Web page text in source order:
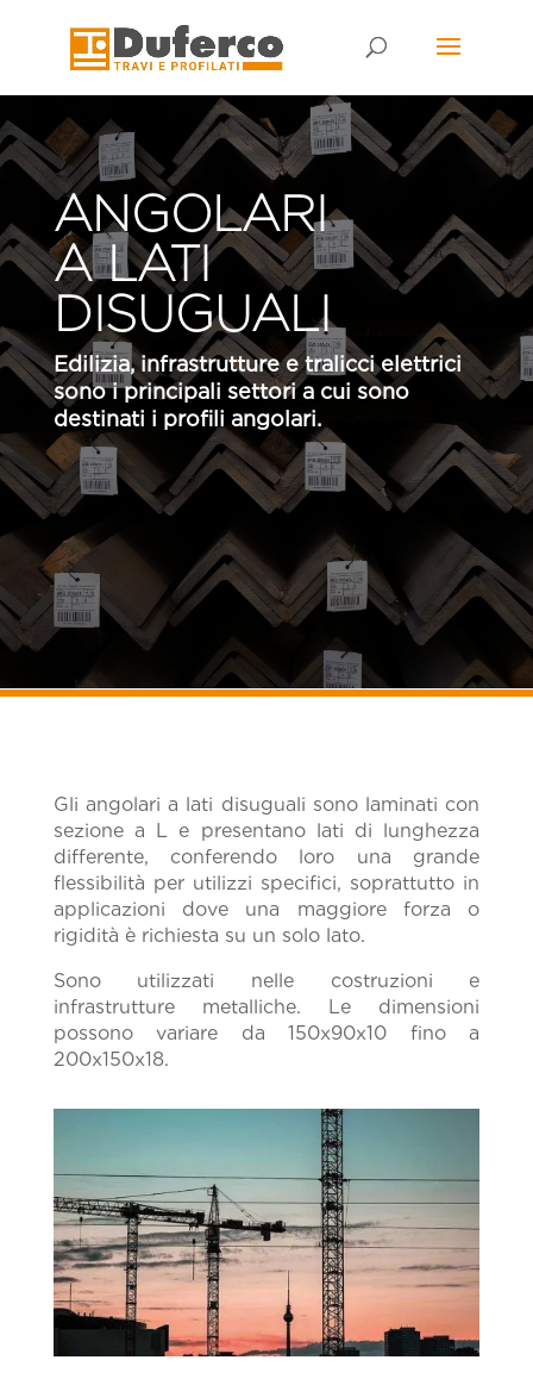
ANGOLARI
A LATI
DISUGUALI
Edilizia, infrastrutture e tralicci elettrici
sono i principali settori a cui sono
destinati i profili angolari.
Gli angolari a lati disuguali sono laminati con
sezione a L e presentano lati di lunghezza
differente, conferendo loro una grande
flessibilità per utilizzi specifici, soprattutto in
applicazioni dove una maggiore forza o
rigidità è richiesta su un solo lato.
Sono utilizzati nelle costruzioni e
infrastrutture metalliche. Le dimensioni
possono variare da 150x90x10 fino a
200x150x18.